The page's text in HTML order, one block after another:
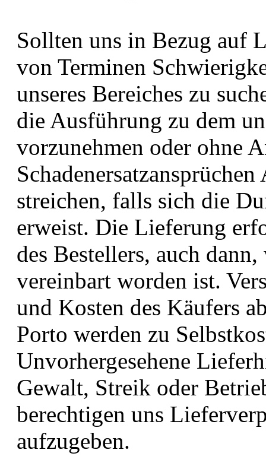
Sollten uns in Bezug auf
von Terminen
unseres Bereiches zu
die Ausführung zu dem
vorzunehmen oder ohne
streichen, falls sich die
erweist. Die Lieferung
des Bestellers, auch
vereinbart worden ist.
und Kosten des Käufers
Porto werden zu
Unvorhergesehene
Gewalt, Streik oder
berechtigen uns
aufzugeben.